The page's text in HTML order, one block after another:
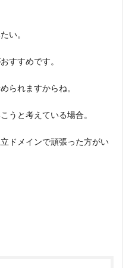
い。
すすめです。
られますからね。
うと考えている場合。
ドメインで頑張った方がい